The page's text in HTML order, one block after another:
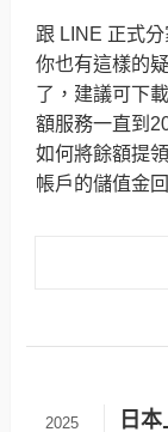
跟 LINE 正式
你也有這樣的
了，建議可下
額服務一直到
如何將餘額提
帳戶的儲值金
日
2025